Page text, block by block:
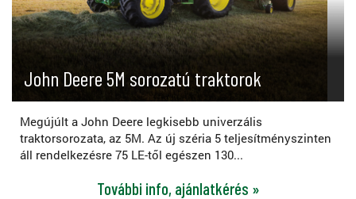
John Deere 5M sorozatú traktorok
Megújúlt a John Deere legkisebb univerzális
traktorsorozata, az 5M. Az új széria 5 teljesítményszinten
áll rendelkezésre 75 LE-től egészen 130...
További info, ajánlatkérés »